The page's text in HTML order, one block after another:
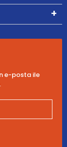
e-posta ile